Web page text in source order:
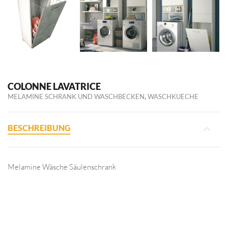
COLONNE LAVATRICE
MELAMINE SCHRANK UND WASCHBECKEN,WASCHKUECHE
BESCHREIBUNG
Melamine Wäsche Säulenschrank